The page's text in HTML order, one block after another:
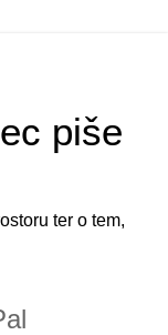
piše
ter o tem,